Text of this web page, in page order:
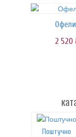
2 520
Поштучно